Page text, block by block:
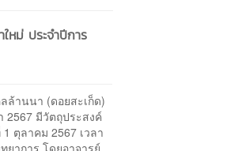
หม่ ประจำปีการ
ล้านนา (ดอยสะเก็ด)
2567 มีวัตถุประสงค์
ตุลาคม 2567 เวลา
าการ โดยอาจารย์